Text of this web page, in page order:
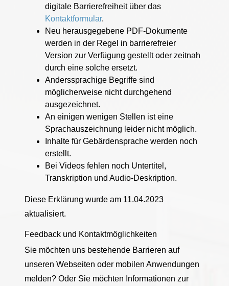
digitale Barrierefreiheit über das
Kontaktformular.
Neu herausgegebene PDF-Dokumente
werden in der Regel in barrierefreier
Version zur Verfügung gestellt oder zeitnah
durch eine solche ersetzt.
Anderssprachige Begriffe sind
möglicherweise nicht durchgehend
ausgezeichnet.
An einigen wenigen Stellen ist eine
Sprachauszeichnung leider nicht möglich.
Inhalte für Gebärdensprache werden noch
erstellt.
Bei Videos fehlen noch Untertitel,
Transkription und Audio-Deskription.
Diese Erklärung wurde am 11.04.2023
aktualisiert.
Feedback und Kontaktmöglichkeiten
Sie möchten uns bestehende Barrieren auf
unseren Webseiten oder mobilen Anwendungen
melden? Oder Sie möchten Informationen zur